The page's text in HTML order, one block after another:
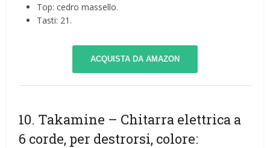
Top: cedro massello.
Tasti: 21.
ACQUISTA DA AMAZON
10. Takamine – Chitarra elettrica a
6 corde, per destrorsi, colore: